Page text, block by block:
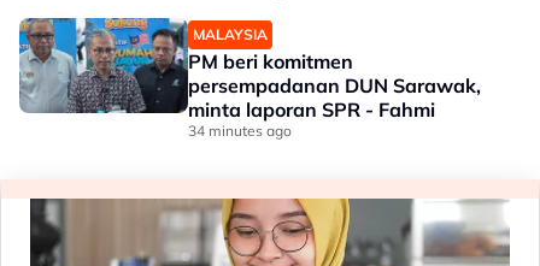
MALAYSIA
PM beri komitmen
persempadanan DUN Sarawak,
minta laporan SPR - Fahmi
34 minutes ago